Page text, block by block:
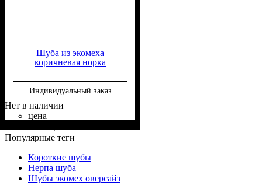
Шуба из экомеха
коричневая норка
Индивидуальный заказ
Нет в наличии
цена
Полиэстер, 30% Вискоза,
Популярные теги
Короткие шубы
Нерпа шуба
Шубы экомех оверсайз